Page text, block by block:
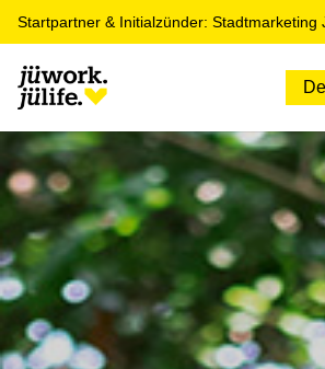
Startpartner & Initialzünder: Stadtmarketing